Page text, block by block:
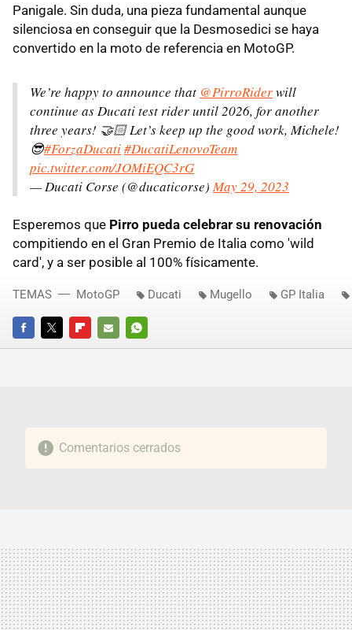
Panigale. Sin duda, una pieza fundamental aunque
silenciosa en conseguir que la Desmosedici se haya
convertido en la moto de referencia en MotoGP.
We’re happy to announce that @PirroRiderwill
continue as Ducati test rider until 2026, for another
three years! 🤝🏻 Let’s keep up the good work, Michele!
😎#ForzaDucati#DucatiLenovoTeam
pic.twitter.com/JOMiEQC3rG
— Ducati Corse (@ducaticorse)May 29, 2023
Esperemos que Pirro pueda celebrar su renovación
compitiendo en el Gran Premio de Italia como 'wild
card', y a ser posible al 100% físicamente.
FACEBOOKTWITTERFLIPBOARD
E-
WHATSAPP
TEMAS MotoGP Ducati Mugello GP Italia
Comentarios cerrados